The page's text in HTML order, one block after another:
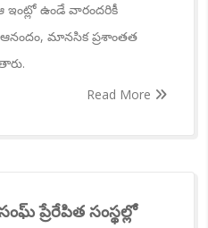
ఇంట్లో ఉండే వారందరికీ
మానసిక ప్రశాంతత
Read More
ప్రేరేపిత సంస్థల్లో